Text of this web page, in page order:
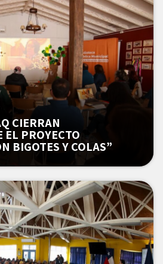
CIERRAN
EL PROYECTO
BIGOTES Y COLAS”